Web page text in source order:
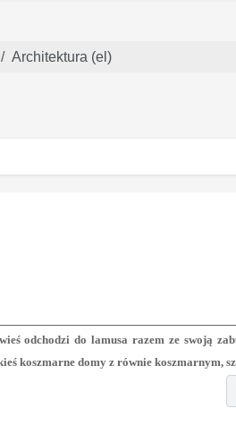
Architektura (el)
odchodzi do lamusa razem ze swoją
koszmarne domy z równie